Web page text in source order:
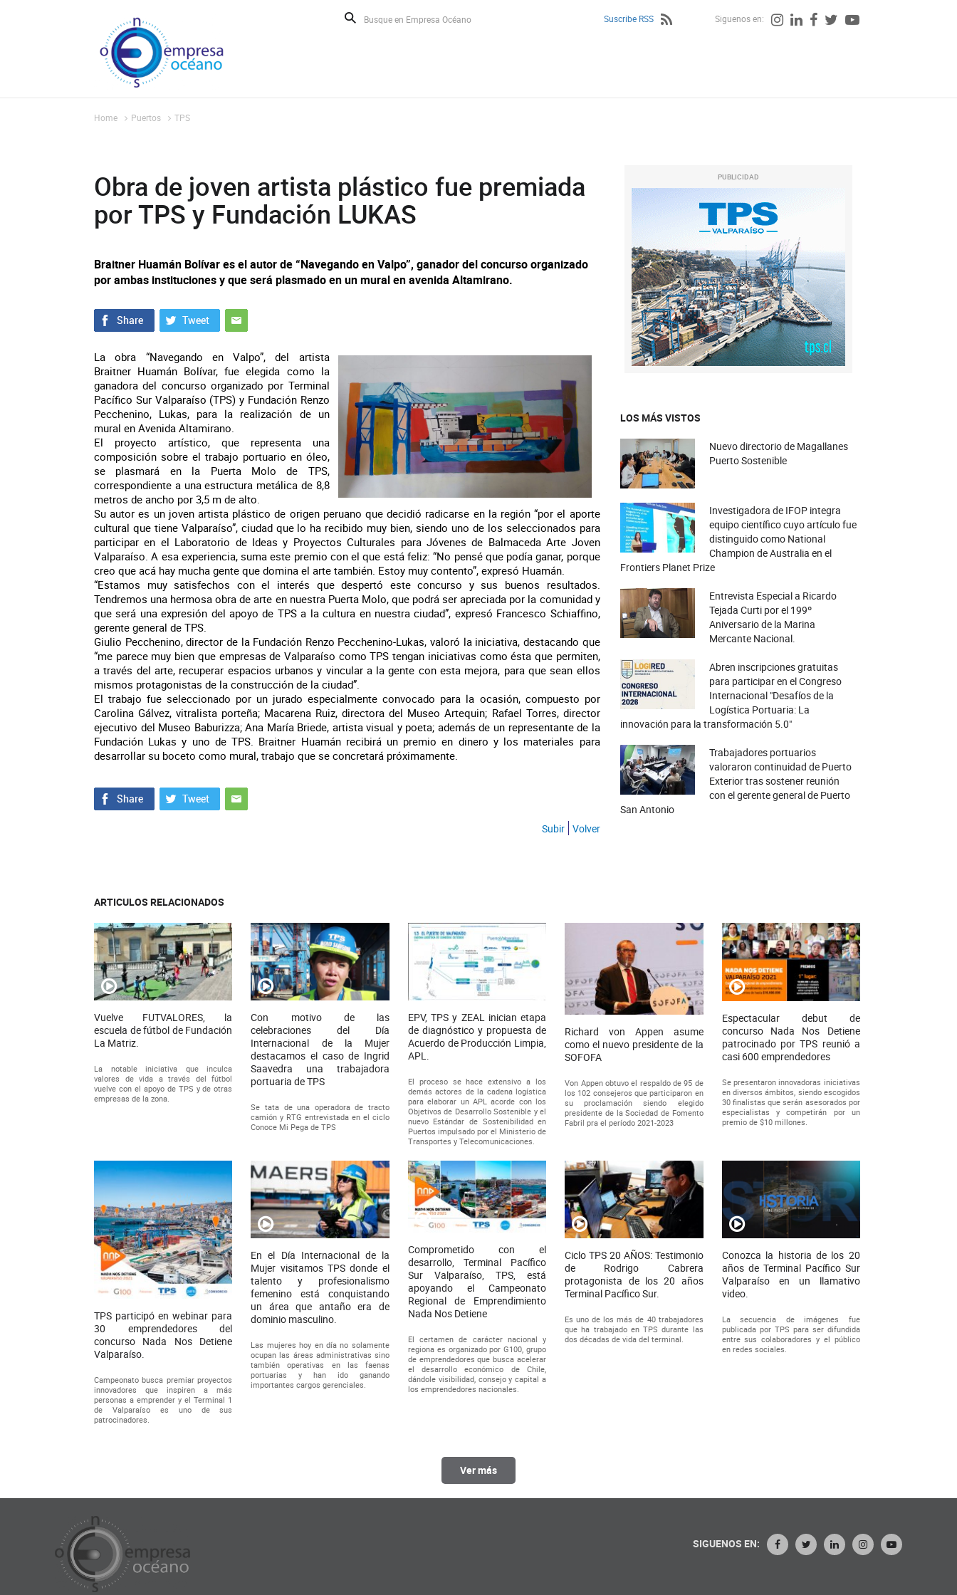
Suscribe RSS Siguenos en:
Home Puertos TPS
Obra de joven artista plástico fue premiada
por TPS y Fundación LUKAS
Braitner Huamán Bolívar es el autor de “Navegando en Valpo”, ganador del concurso organizado
por ambas instituciones y que será plasmado en un mural en avenida Altamirano.
La obra “Navegando en Valpo”, del artista
Braitner Huamán Bolívar, fue elegida como la
ganadora del concurso organizado por Terminal
Pacífico Sur Valparaíso (TPS) y Fundación Renzo
Pecchenino, Lukas, para la realización de un
mural en Avenida Altamirano.
El proyecto artístico, que representa una
composición sobre el trabajo portuario en óleo,
se plasmará en la Puerta Molo de TPS,
correspondiente a una estructura metálica de 8,8
metros de ancho por 3,5 m de alto.
Su autor es un joven artista plástico de origen peruano que decidió radicarse en la región “por el aporte
cultural que tiene Valparaíso”, ciudad que lo ha recibido muy bien, siendo uno de los seleccionados para
participar en el Laboratorio de Ideas y Proyectos Culturales para Jóvenes de Balmaceda Arte Joven
Valparaíso. A esa experiencia, suma este premio con el que está feliz: “No pensé que podía ganar, porque
creo que acá hay mucha gente que domina el arte también. Estoy muy contento”, expresó Huamán.
“Estamos muy satisfechos con el interés que despertó este concurso y sus buenos resultados.
Tendremos una hermosa obra de arte en nuestra Puerta Molo, que podrá ser apreciada por la comunidad y
que será una expresión del apoyo de TPS a la cultura en nuestra ciudad”, expresó Francesco Schiaffino,
gerente general de TPS.
Giulio Pecchenino, director de la Fundación Renzo Pecchenino-Lukas, valoró la iniciativa, destacando que
“me parece muy bien que empresas de Valparaíso como TPS tengan iniciativas como ésta que permiten,
a través del arte, recuperar espacios urbanos y vincular a la gente con esta mejora, para que sean ellos
mismos protagonistas de la construcción de la ciudad”.
El trabajo fue seleccionado por un jurado especialmente convocado para la ocasión, compuesto por
Carolina Gálvez, vitralista porteña; Macarena Ruiz, directora del Museo Artequin; Rafael Torres, director
ejecutivo del Museo Baburizza; Ana María Briede, artista visual y poeta; además de un representante de la
Fundación Lukas y uno de TPS. Braitner Huamán recibirá un premio en dinero y los materiales para
desarrollar su boceto como mural, trabajo que se concretará próximamente.
Subir Volver
PUBLICIDAD
LOS MÁS VISTOS
Nuevo directorio de Magallanes
Puerto Sostenible
Investigadora de IFOP integra
equipo científico cuyo artículo fue
distinguido como National
Champion de Australia en el
Frontiers Planet Prize
Entrevista Especial a Ricardo
Tejada Curti por el 199º
Aniversario de la Marina
Mercante Nacional.
Abren inscripciones gratuitas
para participar en el Congreso
Internacional "Desafíos de la
Logística Portuaria: La
innovación para la transformación 5.0"
Trabajadores portuarios
valoraron continuidad de Puerto
Exterior tras sostener reunión
con el gerente general de Puerto
San Antonio
ARTICULOS RELACIONADOS
Vuelve FUTVALORES, la
escuela de fútbol de Fundación
La Matriz.
La notable iniciativa que inculca
valores de vida a través del fútbol
vuelve con el apoyo de TPS y de otras
empresas de la zona.
Con motivo de las
celebraciones del Día
Internacional de la Mujer
destacamos el caso de Ingrid
Saavedra una trabajadora
portuaria de TPS
Se tata de una operadora de tracto
camión y RTG entrevistada en el ciclo
Conoce Mi Pega de TPS
EPV, TPS y ZEAL inician etapa
de diagnóstico y propuesta de
Acuerdo de Producción Limpia,
APL.
El proceso se hace extensivo a los
demás actores de la cadena logística
para elaborar un APL acorde con los
Objetivos de Desarrollo Sostenible y el
nuevo Estándar de Sostenibilidad en
Puertos impulsado por el Ministerio de
Transportes y Telecomunicaciones.
Richard von Appen asume
como el nuevo presidente de la
SOFOFA
Von Appen obtuvo el respaldo de 95 de
los 102 consejeros que participaron en
su proclamación siendo elegido
presidente de la Sociedad de Fomento
Fabril pra el período 2021-2023
Espectacular debut de
concurso Nada Nos Detiene
patrocinado por TPS reunió a
casi 600 emprendedores
Se presentaron innovadoras iniciativas
en diversos ámbitos, siendo escogidos
30 finalistas que serán asesorados por
especialistas y competirán por un
premio de $10 millones.
TPS participó en webinar para
30 emprendedores del
concurso Nada Nos Detiene
Valparaíso.
Campeonato busca premiar proyectos
innovadores que inspiren a más
personas a emprender y el Terminal 1
de Valparaíso es uno de sus
patrocinadores.
En el Día Internacional de la
Mujer visitamos TPS donde el
talento y profesionalismo
femenino está conquistando
un área que antaño era de
dominio masculino.
Las mujeres hoy en día no solamente
ocupan las áreas administrativas sino
también operativas en las faenas
portuarias y han ido ganando
importantes cargos gerenciales.
Comprometido con el
desarrollo, Terminal Pacífico
Sur Valparaíso, TPS, está
apoyando el Campeonato
Regional de Emprendimiento
Nada Nos Detiene
El certamen de carácter nacional y
regiona es organizado por G100, grupo
de emprendedores que busca acelerar
el desarrollo económico de Chile,
dándole visibilidad, consejo y capital a
los emprendedores nacionales.
Ciclo TPS 20 AÑOS: Testimonio
de Rodrigo Cabrera
protagonista de los 20 años
Terminal Pacífico Sur.
Es uno de los más de 40 trabajadores
que ha trabajado en TPS durante las
dos décadas de vida del terminal.
Conozca la historia de los 20
años de Terminal Pacífico Sur
Valparaíso en un llamativo
video.
La secuencia de imágenes fue
publicada por TPS para ser difundida
entre sus colaboradores y el público
en redes sociales.
Ver más
SIGUENOS EN: